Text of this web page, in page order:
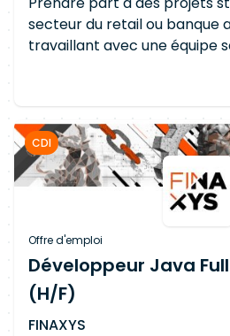
secteur du retail ou banque
travaillant avec une équipe
suivantes : Concevoir et
Vue.JS/NodeJS Collaborer
et les développeurs
de l'application Effectuer
qualité du code Analyser les
et proposer des solutions
performantes et scalables
de données événementiels
CDI
Offre d'emploi
Développeur Java
(H/F)
FINAXYS